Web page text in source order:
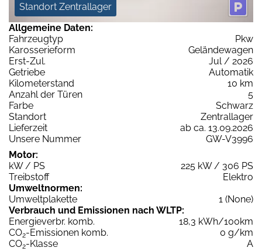
Standort Zentrallager
Allgemeine Daten:
Fahrzeugtyp
Pkw
Karosserieform
Geländewagen
Erst-Zul.
Jul / 2026
Getriebe
Automatik
Kilometerstand
10 km
Anzahl der Türen
5
Farbe
Schwarz
Standort
Zentrallager
Lieferzeit
ab ca. 13.09.2026
Unsere Nummer
GW-V3996
Motor:
kW / PS
225 kW / 306 PS
Treibstoff
Elektro
Umweltnormen:
Umweltplakette
1 (None)
Verbrauch und Emissionen nach WLTP:
Energieverbr. komb.
18,3 kWh/100km
CO2-Emissionen komb.
0 g/km
CO2-Klasse
A